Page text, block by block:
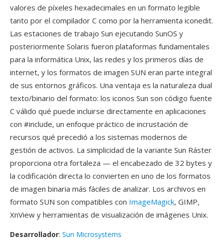
valores de píxeles hexadecimales en un formato legible
tanto por el compilador C como por la herramienta iconedit.
Las estaciones de trabajo Sun ejecutando SunOS y
posteriormente Solaris fueron plataformas fundamentales
para la informática Unix, las redes y los primeros días de
internet, y los formatos de imagen SUN eran parte integral
de sus entornos gráficos. Una ventaja es la naturaleza dual
texto/binario del formato: los iconos Sun son código fuente
C válido qué puede incluirse directamente en aplicaciones
con #include, un enfoque práctico de incrustación de
recursos qué precedió a los sistemas modernos de
gestión de activos. La simplicidad de la variante Sun Ráster
proporciona otra fortaleza — el encabezado de 32 bytes y
la codificación directa lo convierten en uno de los formatos
de imagen binaria más fáciles de analizar. Los archivos en
formato SUN son compatibles con ImageMagick, GIMP,
XnView y herramientas de visualización de imágenes Unix.
Desarrollador: Sun Microsystems